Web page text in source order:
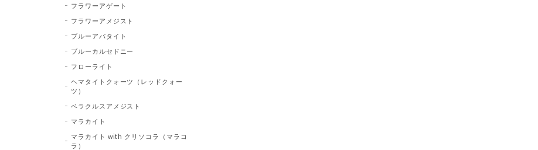
フラワーアゲート
フラワーアメジスト
ブルーアパタイト
ブルーカルセドニー
フローライト
ヘマタイトクォーツ（レッドクォー
ツ）
ベラクルスアメジスト
マラカイト
マラカイト with クリソコラ（マラコ
ラ）